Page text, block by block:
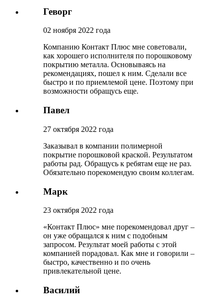
Геворг
02 ноября 2022 года
Компанию Контакт Плюс мне советовали,
как хорошего исполнителя по порошковому
покрытию металла. Основываясь на
рекомендациях, пошел к ним. Сделали все
быстро и по приемлемой цене. Поэтому при
возможности обращусь еще.
Павел
27 октября 2022 года
Заказывал в компании полимерной
покрытие порошковой краской. Результатом
работы рад. Обращусь к ребятам еще не раз.
Обязательно порекомендую своим коллегам.
Марк
23 октября 2022 года
«Контакт Плюс» мне порекомендовал друг –
он уже обращался к ним с подобным
запросом. Результат моей работы с этой
компанией порадовал. Как мне и говорили –
быстро, качественно и по очень
привлекательной цене.
Василий